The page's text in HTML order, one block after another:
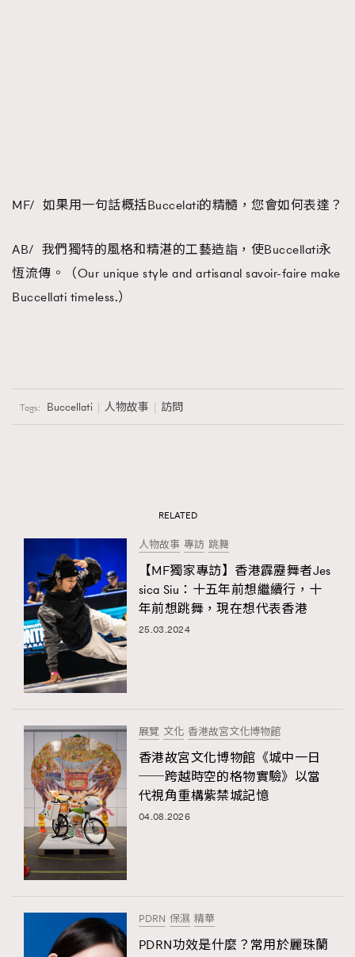
MF/ 如果用一句話概括Buccelati的精髓，您會如何表達？
AB/ 我們獨特的風格和精湛的工藝造詣，使Buccellati永
恆流傳。（Our unique style and artisanal savoir-faire make
Buccellati timeless.）
Tags: Buccellati 人物故事 訪問
RELATED
人物故事 專訪 跳舞
【MF獨家專訪】香港霹靂舞者Jes
sica Siu：十五年前想繼續行，十
年前想跳舞，現在想代表香港
25.03.2024
展覽 文化 香港故宮文化博物館
香港故宮文化博物館《城中一日
──跨越時空的格物實驗》以當
代視角重構紫禁城記憶
04.08.2026
PDRN 保濕 精華
PDRN功效是什麼？常用於麗珠蘭